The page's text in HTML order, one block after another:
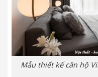
Mẫu thiết kế căn hộ